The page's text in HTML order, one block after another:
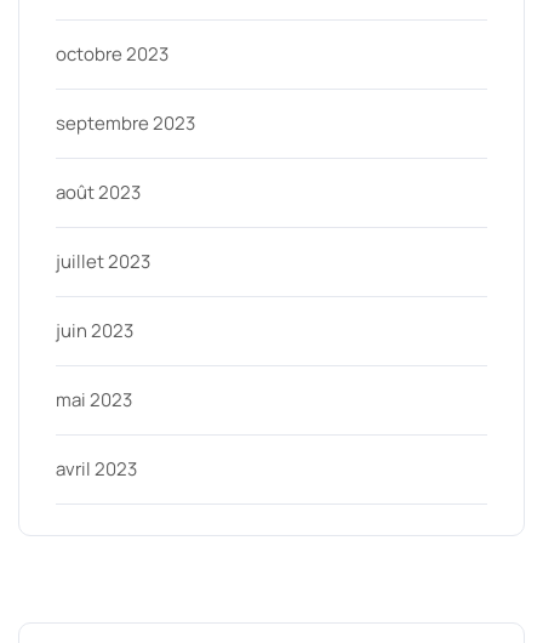
octobre 2023
septembre 2023
août 2023
juillet 2023
juin 2023
mai 2023
avril 2023